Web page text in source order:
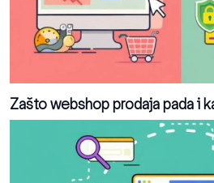
Zašto webshop prodaja pada i